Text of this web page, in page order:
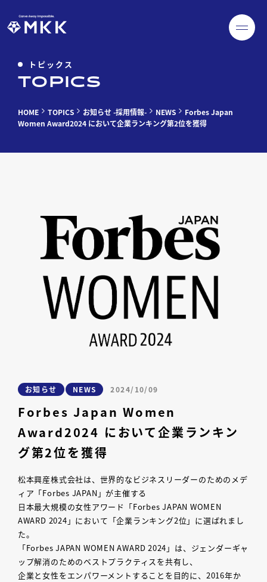
トピックス
TOPICS
HOME TOPICS お知らせ -採用情報- NEWS
Forbes Japan
Women Award2024 において企業ランキング第2位を獲得
お知らせ NEWS 2024/10/09
Forbes Japan Women
Award2024 において企業ランキン
グ第2位を獲得
松本興産株式会社は、世界的なビジネスリーダーのためのメデ
ィア「Forbes JAPAN」が主催する
日本最大規模の女性アワード「Forbes JAPAN WOMEN
AWARD 2024」において「企業ランキング2位」に選ばれまし
た。
「Forbes JAPAN WOMEN AWARD 2024」は、ジェンダーギャ
ップ解消のためのベストプラクティスを共有し、
企業と女性をエンパワーメントすることを目的に、2016年か